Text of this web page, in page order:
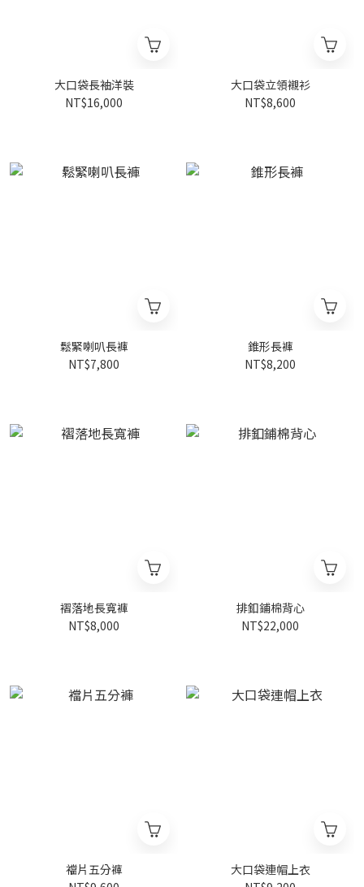
大口袋長袖洋裝
NT$16,000
大口袋立領襯衫
NT$8,600
鬆緊喇叭長褲
NT$7,800
錐形長褲
NT$8,200
褶落地長寬褲
NT$8,000
排釦鋪棉背心
NT$22,000
襠片五分褲
大口袋連帽上衣